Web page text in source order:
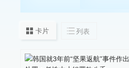
卡片 列表